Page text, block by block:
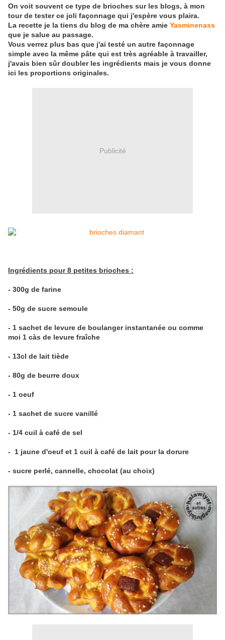
On voit souvent ce type de brioches sur les blogs, à mon
tour de tester ce joli façonnage qui j'espère vous plaira.
La recette je la tiens du blog de ma chère amie Yasminenass
que je salue au passage.
Vous verrez plus bas que j'ai testé un autre façonnage
simple avec la même pâte qui est très agréable à travailler,
j'avais bien sûr doubler les ingrédients mais je vous donne
ici les proportions originales.
Publicité
Ingrédients pour 8 petites brioches :
- 300g de farine
- 50g de sucre semoule
- 1 sachet de levure de boulanger instantanée ou comme
moi 1 càs de levure fraîche
- 13cl de lait tiède
- 80g de beurre doux
- 1 oeuf
- 1 sachet de sucre vanillé
- 1/4 cuil à café de sel
- 1 jaune d'oeuf et 1 cuil à café de lait pour la dorure
- sucre perlé, cannelle, chocolat (au choix)